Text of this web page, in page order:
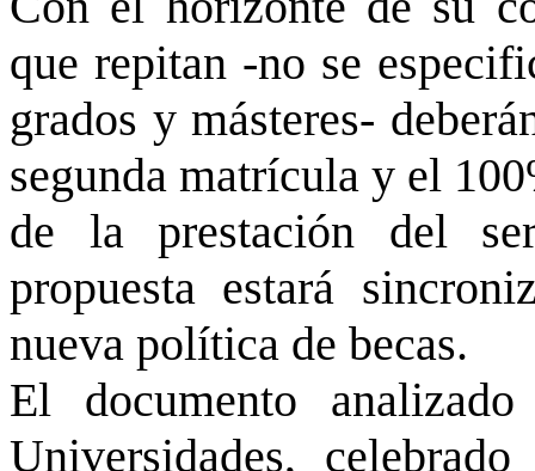
que repitan -no se
grados y másteres-
segunda matrícula y el
de la prestación del
propuesta estará
nueva política de becas.
El documento
Universidades,